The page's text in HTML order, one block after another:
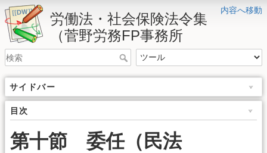
内容へ移動
労働法・社会保険法令集
（菅野労務FP事務所
サイドバー
目次
第十節 委任（民法